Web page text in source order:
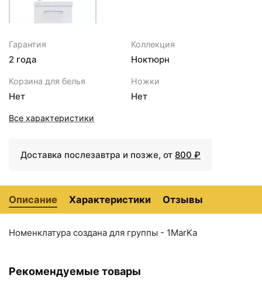
8382 ₽
Тумба под раковину
1MarKa Ноктюрн 40П
Гарантия
2 года
Коллекция
Ноктюрн
Корзина для белья
Нет
Ножки
Нет
Все характеристики
Доставка послезавтра и позже, от 800 ₽
Описание Характеристики Отзывы
Номенклатура создана для группы - 1MarKa
Рекомендуемые товары